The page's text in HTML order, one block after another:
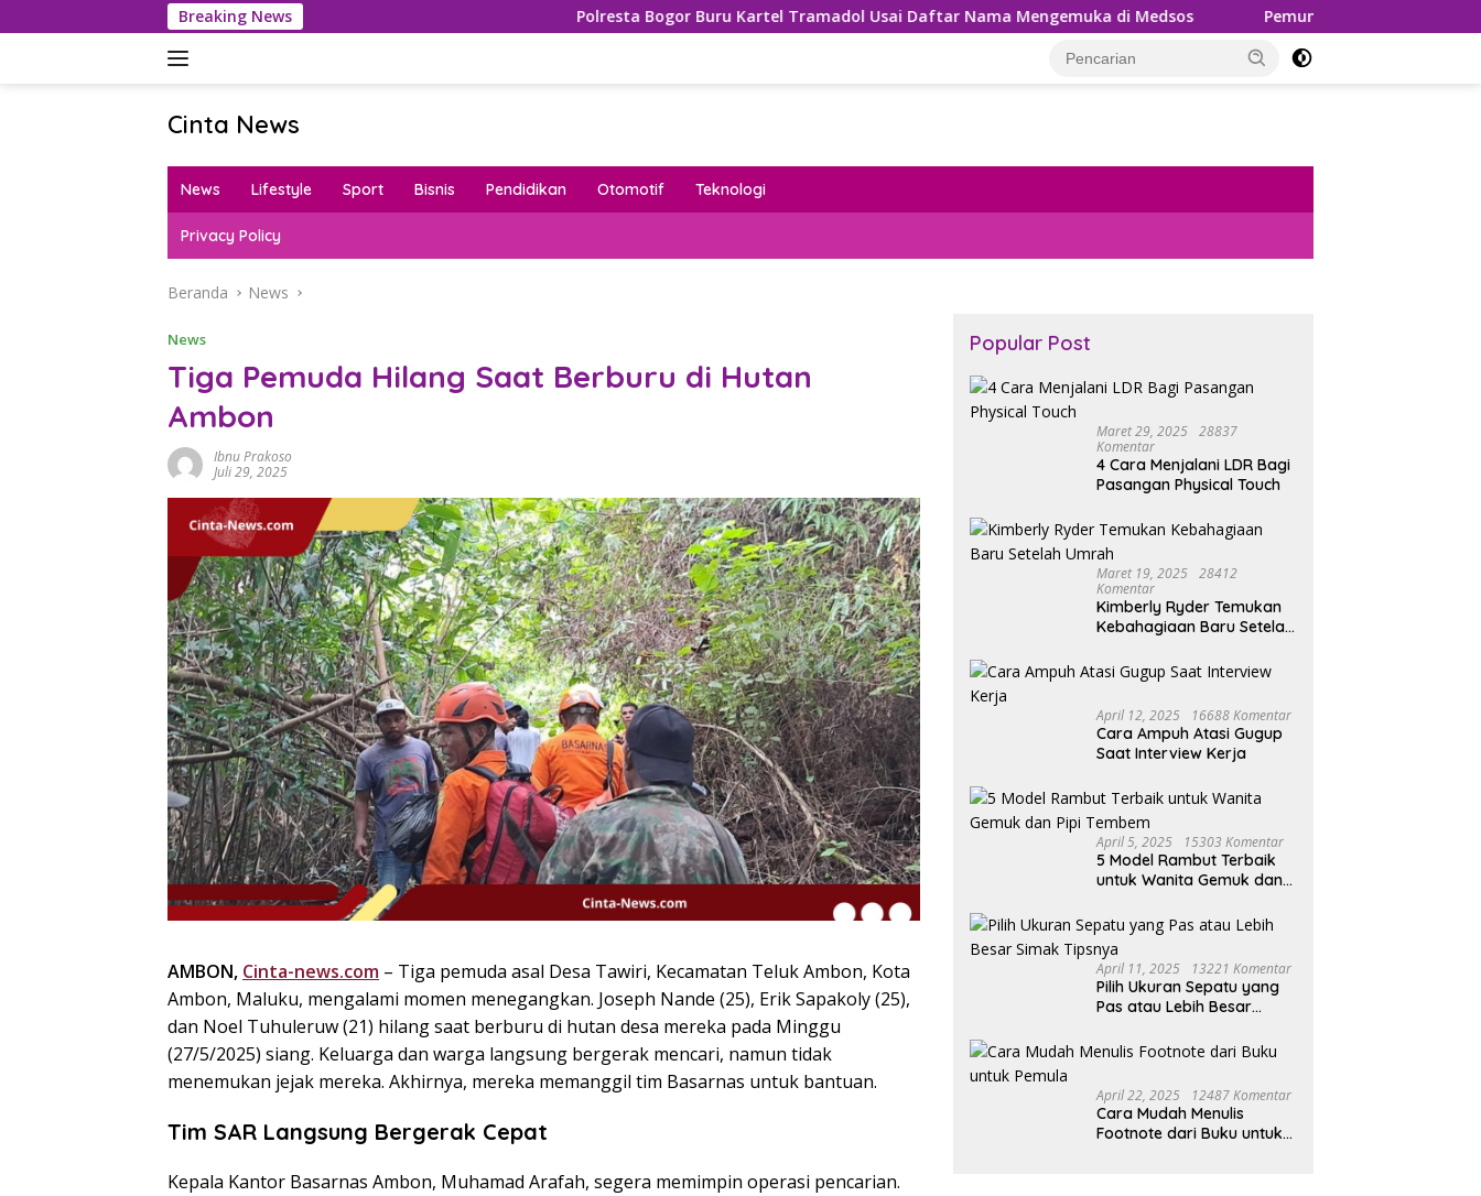
ke
Breaking News Polresta Bogor Buru Kartel Tramadol Usai Daftar Nama Mengemuka di Medsos Pemungutan PPh 22 Marketplace Kembali
Cinta News
News
Kabar
Inspirasi!
News Lifestyle Sport Bisnis Pendidikan Otomotif Teknologi
Privacy Policy
Beranda News
News
Tiga Pemuda Hilang Saat Berburu di Hutan
Ambon
Ibnu Prakoso
Juli 29, 2025
AMBON, Cinta-news.com – Tiga pemuda asal Desa Tawiri, Kecamatan Teluk Ambon, Kota
Ambon, Maluku, mengalami momen menegangkan. Joseph Nande (25), Erik Sapakoly (25),
dan Noel Tuhuleruw (21) hilang saat berburu di hutan desa mereka pada Minggu
(27/5/2025) siang. Keluarga dan warga langsung bergerak mencari, namun tidak
menemukan jejak mereka. Akhirnya, mereka memanggil tim Basarnas untuk bantuan.
Tim SAR Langsung Bergerak Cepat
Kepala Kantor Basarnas Ambon, Muhamad Arafah, segera memimpin operasi pencarian.
Popular Post
Maret 29, 2025
28837
Komentar
4 Cara Menjalani LDR Bagi
Pasangan Physical Touch
Maret 19, 2025
28412
Komentar
Kimberly Ryder Temukan
Kebahagiaan Baru Setelah
April 12, 2025 16688 Komentar
Cara Ampuh Atasi Gugup
Saat Interview Kerja
April 5, 2025 15303 Komentar
5 Model Rambut Terbaik
untuk Wanita Gemuk dan
April 11, 2025 13221 Komentar
Pilih Ukuran Sepatu yang
Pas atau Lebih Besar
April 22, 2025 12487 Komentar
Cara Mudah Menulis
Footnote dari Buku untuk